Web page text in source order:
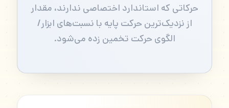
حرکاتی که استاندارد اختصاصی ندارند، مقدار
از نزدیک‌ترین حرکت پایه با نسبت‌های ابزار/
الگوی حرکت تخمین زده می‌شود.